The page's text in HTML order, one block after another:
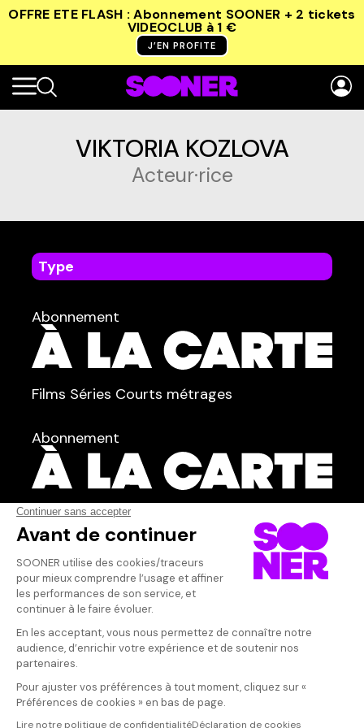
OFFRE ETE FLASH : Abonnement SOONER + 2 tickets
VIDEOCLUB à 1 €
J’EN PROFITE
VIKTORIA KOZLOVA
Acteur·rice
Type
Abonnement
Films Séries Courts métrages
Abonnement
Acteur·rice AFFICHER TOUT(3)
Qui sommes-nous ?
Dispo dans l'abonnement